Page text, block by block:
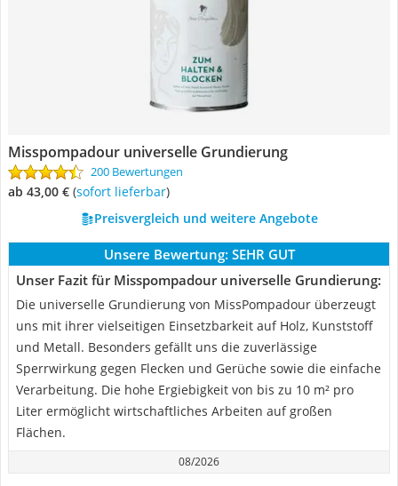
Misspompadour universelle Grundierung
200 Bewertungen
ab 43,00 € ( Sofort lieferbar)
Preisvergleich und weitere Angebote
Unsere Bewertung: SEHR GUT
Unser Fazit für Misspompadour universelle Grundierung:
Die universelle Grundierung von MissPompadour überzeugt
uns mit ihrer vielseitigen Einsetzbarkeit auf Holz, Kunststoff
und Metall. Besonders gefällt uns die zuverlässige
Sperrwirkung gegen Flecken und Gerüche sowie die einfache
Verarbeitung. Die hohe Ergiebigkeit von bis zu 10 m² pro
Liter ermöglicht wirtschaftliches Arbeiten auf großen
Flächen.
08/2026